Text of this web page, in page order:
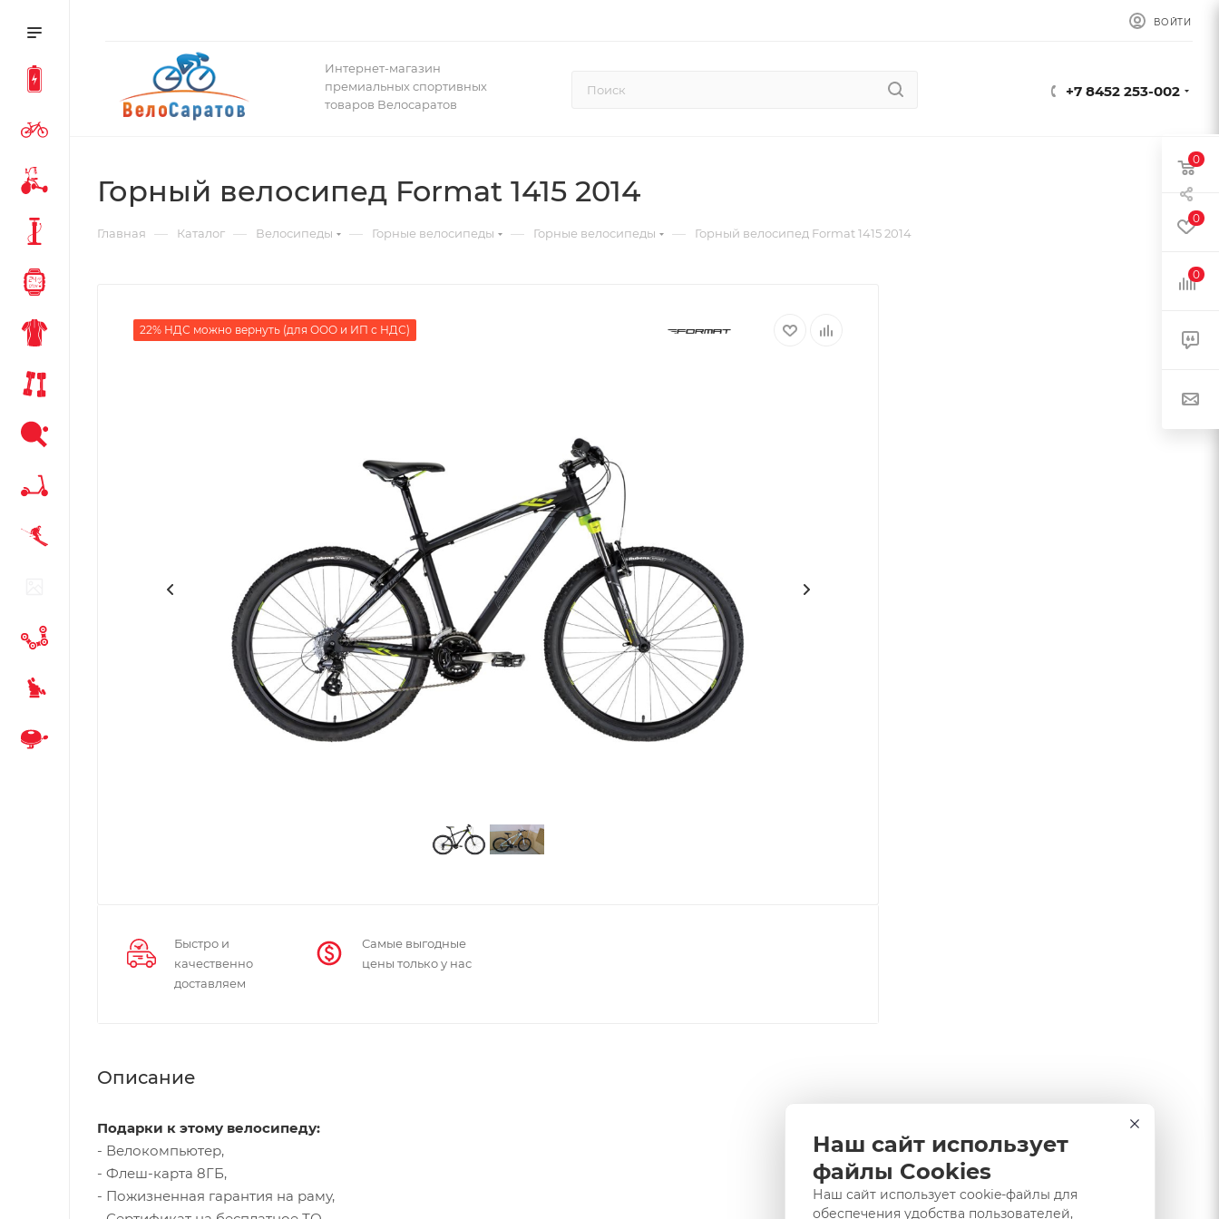
ВОЙТИ
Интернет-магазин
премиальных спортивных
товаров Велосаратов
+7 8452 253-002
Горный велосипед Format 1415 2014
Главная — Каталог — Велосипеды — Горные велосипеды — Горные велосипеды — Горный велосипед Format 1415 2014
22% НДС можно вернуть (для ООО и ИП с НДС)
Быстро и
качественно
доставляем
Самые выгодные
цены только у нас
Описание
Подарки к этому велосипеду:
- Велокомпьютер,
- Флеш-карта 8ГБ,
- Пожизненная гарантия на раму,
Наш сайт использует
файлы Cookies
Наш сайт использует cookie-файлы для
обеспечения удобства пользователей,
0
0
0